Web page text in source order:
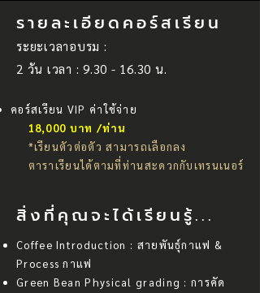
รายละเอียดคอร์สเรียน
ระยะเวลาอบรม :
2 วัน เวลา : 9.30 - 16.30 น.
คอร์สเรียน VIP ค่าใช้จ่าย
18,000 บาท /ท่าน
*เรียนตัวต่อตัว สามารถเลือกลง
ตาราเรียนได้ตามที่ท่านสะดวกกับเทรนเนอร์
สิ่งที่คุณจะได้เรียนรู้...
Coffee Introduction : สายพันธุ์กาแฟ &
Process กาแฟ
Green Bean Physical grading : การคัด